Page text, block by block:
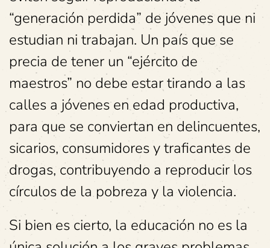
“generación perdida” de jóvenes que ni
estudian ni trabajan. Un país que se
precia de tener un “ejército de
maestros” no debe estar tirando a las
calles a jóvenes en edad productiva,
para que se conviertan en delincuentes,
sicarios, consumidores y traficantes de
drogas, contribuyendo a reproducir los
círculos de la pobreza y la violencia.
Si bien es cierto, la educación no es la